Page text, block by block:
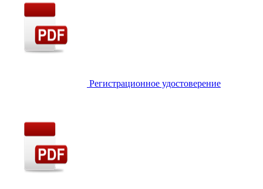
Регистрационное удостоверение